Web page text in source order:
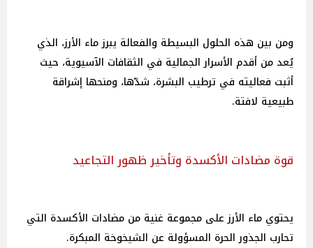
ومن بين هذه الحلول البسيطة والفعالة يبرز ماء الأرز، الذي
يُعد من أقدم الأسرار الجمالية في الثقافات الآسيوية، حيث
أثبت فعاليته في ترطيب البشرة، شدّها، ومنحها إشراقة
طبيعية لافتة.
قوة مضادات الأكسدة وتأخير ظهور التجاعيد
يحتوي ماء الأرز على مجموعة غنية من مضادات الأكسدة التي
تحارب الجذور الحرة المسؤولة عن الشيخوخة المبكرة.